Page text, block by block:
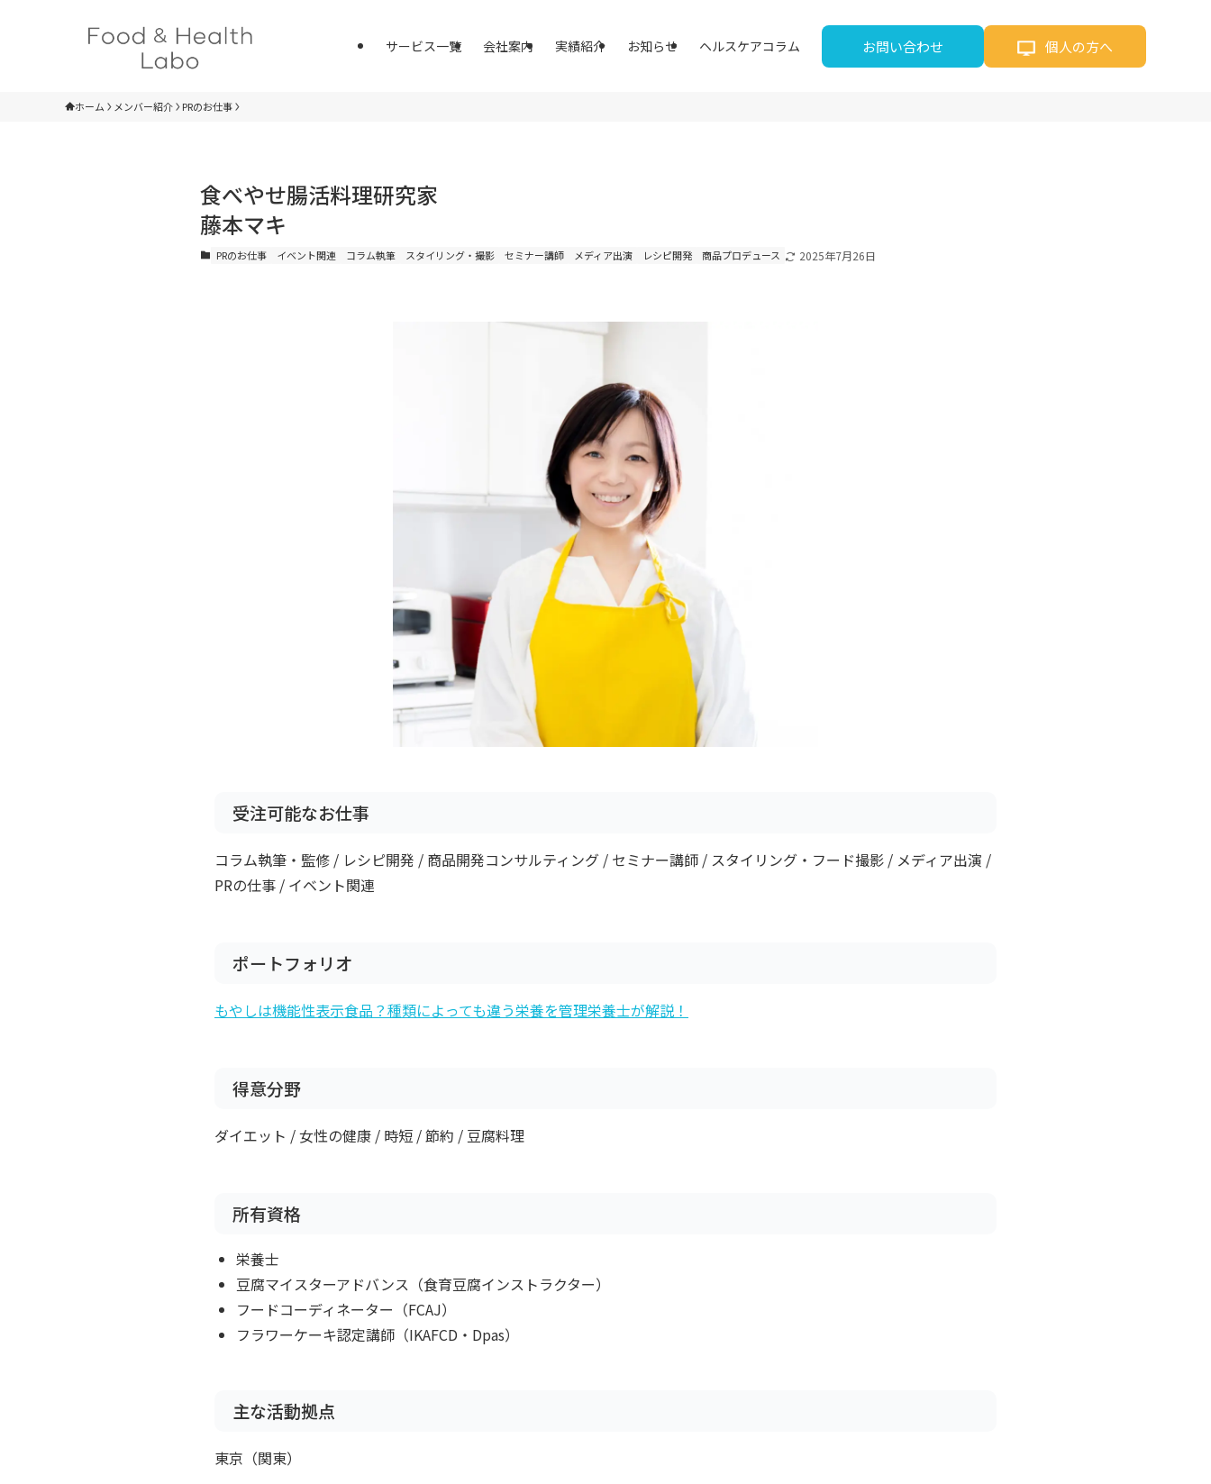
サービス一覧 会社案内 実績紹介 お知らせ ヘルスケアコラム お問い合わせ 個人の方へ
ホーム メンバー紹介 PRのお仕事
食べやせ腸活料理研究家
藤本マキ
PRのお仕事 イベント関連 コラム執筆 スタイリング・撮影 セミナー講師 メディア出演 レシピ開発 商品プロデュース 2025年7月26日
受注可能なお仕事
コラム執筆・監修 / レシピ開発 / 商品開発コンサルティング / セミナー講師 / スタイリング・フード撮影 / メディア出演 /
PRの仕事 / イベント関連
ポートフォリオ
もやしは機能性表示食品？種類によっても違う栄養を管理栄養士が解説！
得意分野
ダイエット / 女性の健康 / 時短 / 節約 / 豆腐料理
所有資格
栄養士
豆腐マイスターアドバンス（食育豆腐インストラクター）
フードコーディネーター（FCAJ）
フラワーケーキ認定講師（IKAFCD・Dpas）
主な活動拠点
東京（関東）